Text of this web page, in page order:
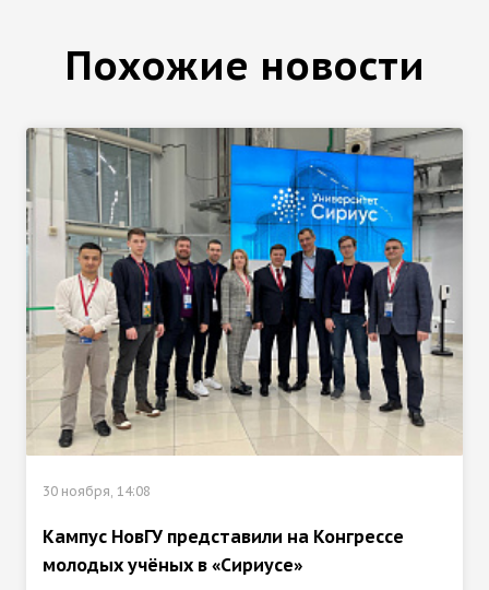
Похожие новости
30 ноября, 14:08
Кампус НовГУ представили на Конгрессе
молодых учёных в «Сириусе»